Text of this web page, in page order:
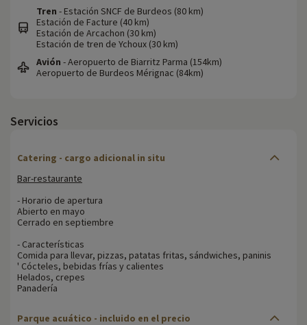
Tren - Estación SNCF de Burdeos (80 km)
Estación de Facture (40 km)
Estación de Arcachon (30 km)
Estación de tren de Ychoux (30 km)
Avión - Aeropuerto de Biarritz Parma (154km)
Aeropuerto de Burdeos Mérignac (84km)
Servicios
Catering - cargo adicional in situ
Bar-restaurante
- Horario de apertura
Abierto en mayo
Cerrado en septiembre
- Características
Comida para llevar, pizzas, patatas fritas, sándwiches, paninis
' Cócteles, bebidas frías y calientes
Helados, crepes
Panadería
Parque acuático - incluido en el precio